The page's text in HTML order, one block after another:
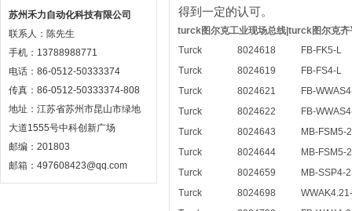
苏州禾力自动化科技有限公司
联系人：陈先生
手机：13788988771
电话：86-0512-50333374
传真：86-0512-50333374-808
地址：江苏省苏州市昆山市绿地
大道1555号中科创新广场
邮编：201803
邮箱：497608423@qq.com
得到一定的认可。
turck图尔克工业现场总线|turck图尔克
Turck
8024618
FB-FK5-L
Turck
8024619
FB-FS4-L
Turck
8024621
FB-
Turck
8024622
FB-
Turck
8024643
MB-FSM5-
Turck
8024644
MB-FSM5-
Turck
8024659
MB-SSP4-
Turck
8024698